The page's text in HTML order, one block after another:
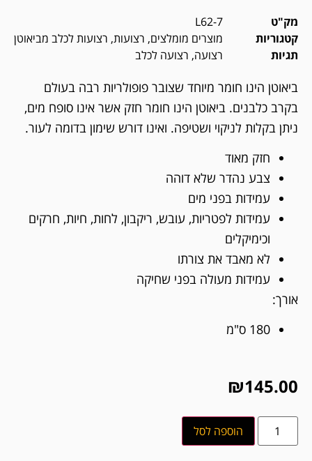
מק"ט
L62-7
קטגוריות
מוצרים מומלצים, רצועות, רצועות לכלב מביאוטן
תגיות
רצועה, רצועה לכלב
ביאוטן הינו חומר מיוחד שצובר פופולריות רבה בעולם
בקרב כלבנים. ביאוטן הינו חומר חזק אשר אינו סופח מים,
ניתן בקלות לניקוי ושטיפה. ואינו דורש שימון בדומה לעור.
חזק מאוד
צבע נהדר שלא דוהה
עמידות בפני מים
עמידות לפטריות, עובש, ריקבון, לחות, חיות, חרקים
וכימיקלים
לא מאבד את צורתו
עמידות מעולה בפני שחיקה
אורך:
180 ס"מ
₪145.00
הוספה לסל